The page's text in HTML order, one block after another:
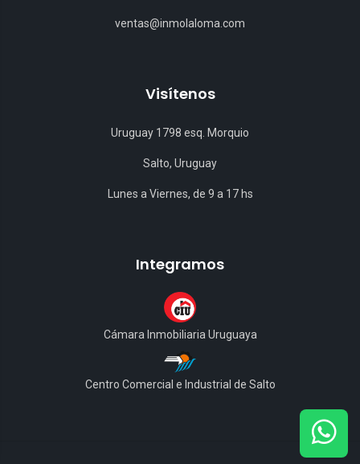
ventas@inmolaloma.com
Visítenos
Uruguay 1798 esq. Morquio
Salto, Uruguay
Lunes a Viernes, de 9 a 17 hs
Integramos
Cámara Inmobiliaria Uruguaya
Centro Comercial e Industrial de Salto